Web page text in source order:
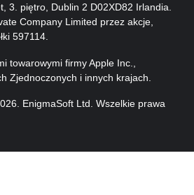
3. piętro, Dublin 2 D02XD82 Irlandia.
Company Limited przez akcje,
597114.
towarowymi firmy Apple Inc.,
Zjednoczonych i innych krajach.
. EnigmaSoft Ltd. Wszelkie prawa